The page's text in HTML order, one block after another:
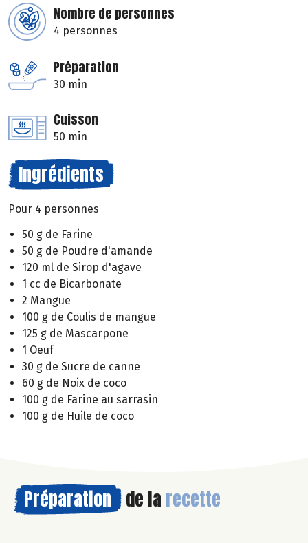
Nombre de personnes
4 personnes
Préparation
30 min
Cuisson
50 min
Ingrédients
Pour 4 personnes
50 g de Farine
50 g de Poudre d'amande
120 ml de Sirop d'agave
1 cc de Bicarbonate
2 Mangue
100 g de Coulis de mangue
125 g de Mascarpone
1 Oeuf
30 g de Sucre de canne
60 g de Noix de coco
100 g de Farine au sarrasin
100 g de Huile de coco
Préparation de la recette